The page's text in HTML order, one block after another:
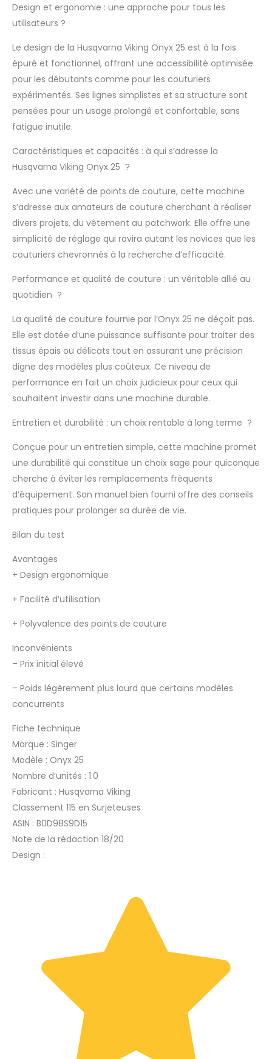
Design et ergonomie : une approche pour tous les
utilisateurs ?
Le design de la Husqvarna Viking Onyx 25 est à la fois
épuré et fonctionnel, offrant une accessibilité optimisée
pour les débutants comme pour les couturiers
expérimentés. Ses lignes simplistes et sa structure sont
pensées pour un usage prolongé et confortable, sans
fatigue inutile.
Caractéristiques et capacités : à qui s’adresse la
Husqvarna Viking Onyx 25 ?
Avec une variété de points de couture, cette machine
s’adresse aux amateurs de couture cherchant à réaliser
divers projets, du vêtement au patchwork. Elle offre une
simplicité de réglage qui ravira autant les novices que les
couturiers chevronnés à la recherche d’efficacité.
Performance et qualité de couture : un véritable allié au
quotidien ?
La qualité de couture fournie par l’Onyx 25 ne déçoit pas.
Elle est dotée d’une puissance suffisante pour traiter des
tissus épais ou délicats tout en assurant une précision
digne des modèles plus coûteux. Ce niveau de
performance en fait un choix judicieux pour ceux qui
souhaitent investir dans une machine durable.
Entretien et durabilité : un choix rentable à long terme ?
Conçue pour un entretien simple, cette machine promet
une durabilité qui constitue un choix sage pour quiconque
cherche à éviter les remplacements fréquents
d’équipement. Son manuel bien fourni offre des conseils
pratiques pour prolonger sa durée de vie.
Bilan du test
Avantages
+ Design ergonomique
+ Facilité d’utilisation
+ Polyvalence des points de couture
Inconvénients
– Prix initial élevé
– Poids légèrement plus lourd que certains modèles
concurrents
Fiche technique
Marque : Singer
Modèle : Onyx 25
Nombre d’unités : 1.0
Fabricant : Husqvarna Viking
Classement 115 en Surjeteuses
ASIN : B0D98S9D15
Note de la rédaction 18/20
Design :